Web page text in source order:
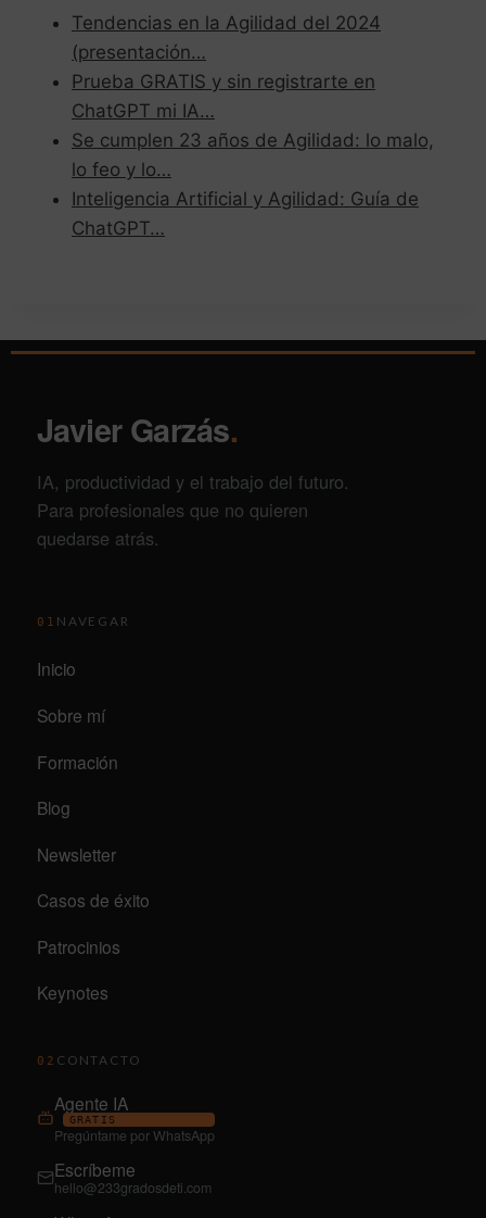
Tendencias en la Agilidad del 2024
(presentación…
Prueba GRATIS y sin registrarte en
ChatGPT mi IA…
Se cumplen 23 años de Agilidad: lo malo,
lo feo y lo…
Inteligencia Artificial y Agilidad: Guía de
ChatGPT…
Javier Garzás.
IA, productividad y el trabajo del futuro.
Para profesionales que no quieren
quedarse atrás.
01 NAVEGAR
Inicio
Sobre mí
Formación
Blog
Newsletter
Casos de éxito
Patrocinios
Keynotes
02 CONTACTO
Agente IA
GRATIS
Pregúntame por WhatsApp
Escríbeme
hello@233gradosdeti.com